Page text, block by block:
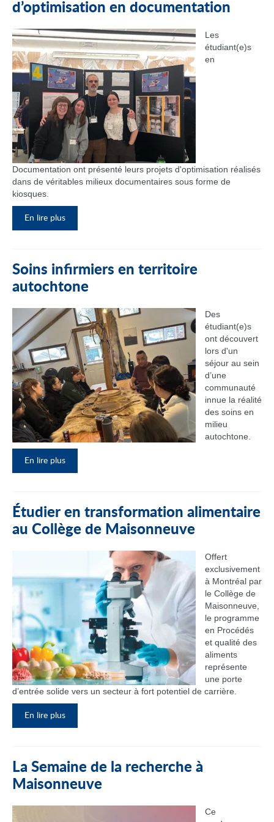
d’optimisation en documentation
Les
étudiant(e)s
en
Documentation ont présenté leurs projets d'optimisation réalisés
dans de véritables milieux documentaires sous forme de
kiosques.
En lire plus
Soins infirmiers en territoire
autochtone
Des
étudiant(e)s
ont découvert
lors d'un
séjour au sein
d’une
communauté
innue la réalité
des soins en
milieu
autochtone.
En lire plus
Étudier en transformation alimentaire
au Collège de Maisonneuve
Offert
exclusivement
à Montréal par
le Collège de
Maisonneuve,
le programme
en Procédés
et qualité des
aliments
représente
une porte
d’entrée solide vers un secteur à fort potentiel de carrière.
En lire plus
La Semaine de la recherche à
Maisonneuve
Ce